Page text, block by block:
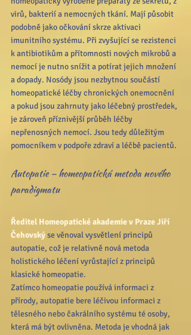
virů, bakterií a nemocných tkání. Mají působit
podobně jako očkování skrze aktivaci
imunitního systému. Při zvyšující se rezistenci
k antibiotikům a přítomnosti nových mikrobů a
nemocí je nutno snížit a potírat jejich množení
a dopady. Nosódy jsou nezbytnou součástí
homeopatické léčby chronických onemocnění
a pokud jsou zahrnuty jako léčebný prostředek,
je zároveň příznivější průběh léčby
nepřenosných nemocí. Jsou tedy důležitým
pomocníkem v podpoře zdraví a léčbě pacientů.
Autopatie – homeopatická metoda nového
paradigmatu
Ředitel Homeopatické akademie v Praze Jiří
Čehovský se věnoval vysvětlení principů
autopatie, což je relativně nová metoda
holistického léčení vyrůstající z principů
klasické homeopatie.
Zatímco homeopatie používá informaci z
přírody, autopatie bere léčivou informaci z
tělesného nebo čakrálního systému té osoby,
která má být ovlivněna. Metoda je vhodná jak